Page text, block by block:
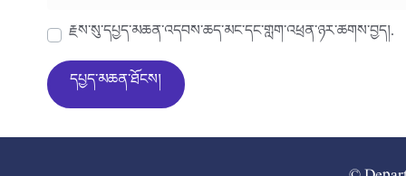
རྗེས་སུ་དཔྱད་མཆན་འདེབས་ཆེད་མིང་དང་གློག་འཕྲིན་ཉར་ཚགས་བྱེད།.